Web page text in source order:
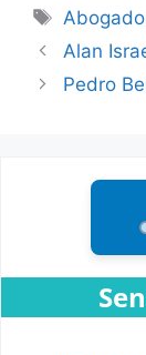
Tags
Alan
Pedro